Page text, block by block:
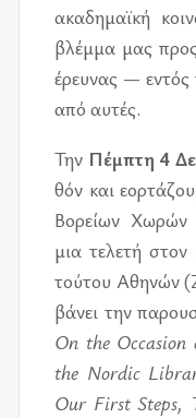
ακα­δη­μαϊ­κή
βλέμ­μα μας προς
έρευ­νας —
από αυ­τές.
Την Πέμ­πτη 4
θόν και
Βορεί­ων Χωρών
μια τε­λε­τή
τού­του Αθη­νών
βά­νει την
On the
the Nordic
Our First